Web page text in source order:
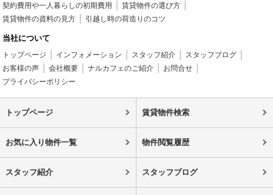
契約費用や一人暮らしの初期費用
賃貸物件の選び方
賃貸物件の資料の見方
引越し時の荷造りのコツ
当社について
トップページ インフォメーション スタッフ紹介
スタッフブログ
お客様の声
会社概要 ナルカフェのご紹介
お問合せ
プライバシーポリシー
トップページ 賃貸物件検索
お気に入り物件一覧 物件閲覧履歴
スタッフ紹介 スタッフブログ